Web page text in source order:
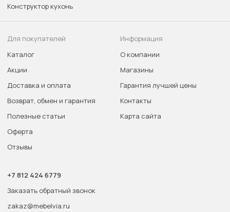
Конструктор кухонь
Для покупателей
Каталог
Акции
Доставка и оплата
Возврат, обмен и гарантия
Полезные статьи
Оферта
Отзывы
Информация
О компании
Магазины
Гарантия лучшей цены
Контакты
Карта сайта
+7 812 424 6779
Заказать обратный звонок
zakaz@mebelvia.ru